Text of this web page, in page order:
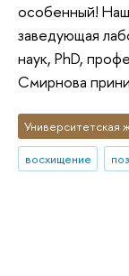
особенный!
заведующая
наук, PhD,
Смирнова
Университетская
восхищение